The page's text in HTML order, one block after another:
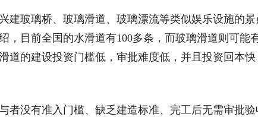
玻璃桥、玻璃滑道、玻璃漂流等类似娱乐设施的景
，目前全国的水滑道有100多条，而玻璃滑道则可能
道的建设投资门槛低，审批难度低，并且投资回本
没有准入门槛、缺乏建造标准、完工后无需审批验